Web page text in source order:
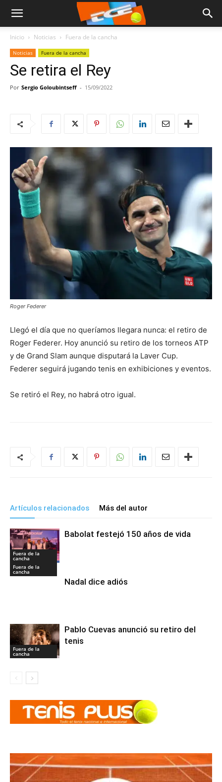
Inicio Noticias Fuera de la cancha
Noticias Fuera de la cancha
Se retira el Rey
Por Sergio Goloubintseff - 15/09/2022
Roger Federer
Llegó el día que no queríamos llegara nunca: el retiro de
Roger Federer. Hoy anunció su retiro de los torneos ATP
y de Grand Slam aunque disputará la Laver Cup.
Federer seguirá jugando tenis en exhibiciones y eventos.
Se retiró el Rey, no habrá otro igual.
Artículos relacionados Más del autor
Fuera de la
cancha
Babolat festejó 150 años de vida
Fuera de la
cancha
Nadal dice adiós
Fuera de la
cancha
Pablo Cuevas anunció su retiro del
tenis